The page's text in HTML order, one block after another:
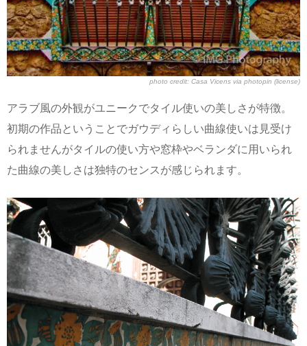
photo credit: Casa Vicens via photopin (license)
アラブ風の外観がユニークでタイル使いの美しさが特徴。
初期の作品ということでガウディらしい曲線使いは見受け
られませんがタイルの使い方や窓枠やベランダに用いられ
た曲線の美しさは独特のセンスが感じられます。